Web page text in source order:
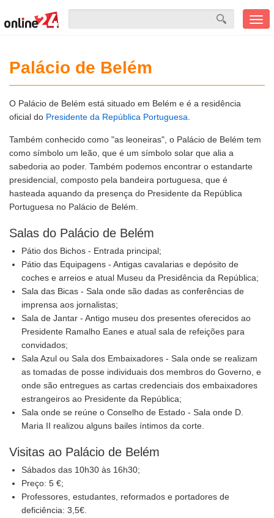
Palácio de Belém
O Palácio de Belém está situado em Belém e é a residência
oficial do Presidente da República Portuguesa
Também conhecido como "as leoneiras", o Palácio de Belém tem
como símbolo um leão, que é um símbolo solar que alia a
sabedoria ao poder. Também podemos encontrar o estandarte
presidencial, composto pela bandeira portuguesa, que é
hasteada aquando da presença do Presidente da República
Portuguesa no Palácio de Belém.
Salas do Palácio de Belém
Pátio dos Bichos - Entrada principal;
Pátio das Equipagens - Antigas cavalarias e depósito de
coches e arreios e atual Museu da Presidência da República;
Sala das Bicas - Sala onde são dadas as conferências de
imprensa aos jornalistas;
Sala de Jantar - Antigo museu dos presentes oferecidos ao
Presidente Ramalho Eanes e atual sala de refeições para
convidados;
Sala Azul ou Sala dos Embaixadores - Sala onde se realizam
as tomadas de posse individuais dos membros do Governo, e
onde são entregues as cartas credenciais dos embaixadores
estrangeiros ao Presidente da República;
Sala onde se reúne o Conselho de Estado - Sala onde D.
Maria II realizou alguns bailes íntimos da corte.
Visitas ao Palácio de Belém
Sábados das 10h30 às 16h30;
Preço: 5 €;
Professores, estudantes, reformados e portadores de
deficiência: 3,5€.